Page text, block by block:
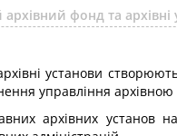
фонд та
установи
управління архівною
архівних установ